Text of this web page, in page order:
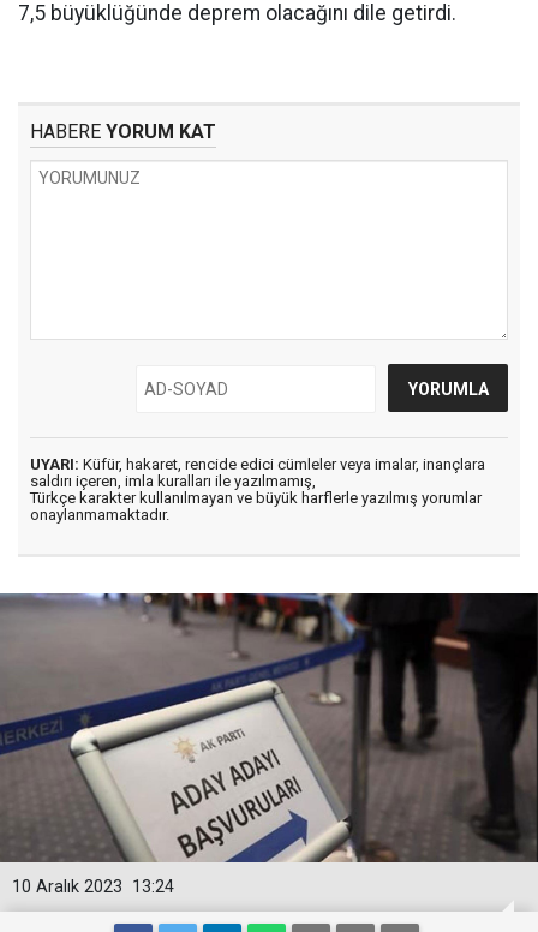
7,5 büyüklüğünde deprem olacağını dile getirdi.
HABERE YORUM KAT
UYARI: Küfür, hakaret, rencide edici cümleler veya imalar, inançlara
saldırı içeren, imla kuralları ile yazılmamış,
Türkçe karakter kullanılmayan ve büyük harflerle yazılmış yorumlar
onaylanmamaktadır.
13:24
10 Aralık 2023